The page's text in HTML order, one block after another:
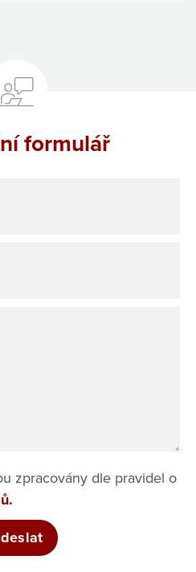
formulář
zpracovány dle pravidel o